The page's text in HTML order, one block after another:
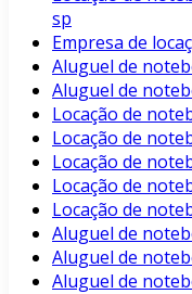
sp
Empresa de
Aluguel de
Aluguel de
Locação de
Locação de
Locação de
Locação de
Locação de
Aluguel de
Aluguel de
Aluguel de